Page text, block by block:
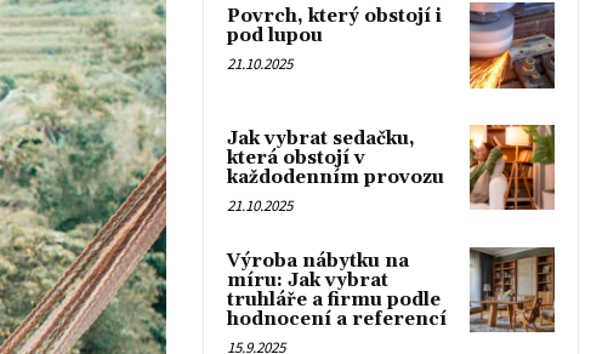
Povrch, který obstojí i
pod lupou
21.10.2025
Jak vybrat sedačku,
která obstojí v
každodenním provozu
21.10.2025
Výroba nábytku na
míru: Jak vybrat
truhláře a firmu podle
hodnocení a referencí
15.9.2025